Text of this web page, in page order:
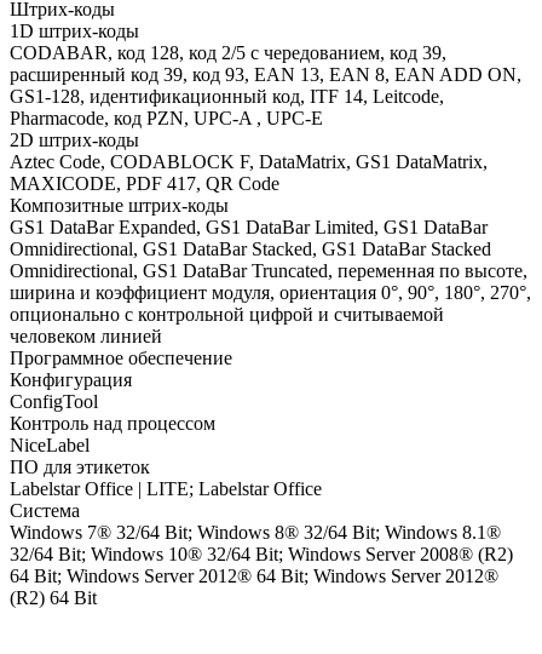
Штрих-коды
1D штрих-коды
CODABAR, код 128, код 2/5 с чередованием, код 39,
расширенный код 39, код 93, EAN 13, EAN 8, EAN ADD ON,
GS1-128, идентификационный код, ITF 14, Leitcode,
Pharmacode, код PZN, UPC-A , UPC-E
2D штрих-коды
Aztec Code, CODABLOCK F, DataMatrix, GS1 DataMatrix,
MAXICODE, PDF 417, QR Code
Композитные штрих-коды
GS1 DataBar Expanded, GS1 DataBar Limited, GS1 DataBar
Omnidirectional, GS1 DataBar Stacked, GS1 DataBar Stacked
Omnidirectional, GS1 DataBar Truncated, переменная по высоте,
ширина и коэффициент модуля, ориентация 0°, 90°, 180°, 270°,
опционально с контрольной цифрой и считываемой
человеком линией
Программное обеспечение
Конфигурация
ConfigTool
Контроль над процессом
NiceLabel
ПО для этикеток
Labelstar Office | LITE; Labelstar Office
Система
Windows 7® 32/64 Bit; Windows 8® 32/64 Bit; Windows 8.1®
32/64 Bit; Windows 10® 32/64 Bit; Windows Server 2008® (R2)
64 Bit; Windows Server 2012® 64 Bit; Windows Server 2012®
(R2) 64 Bit